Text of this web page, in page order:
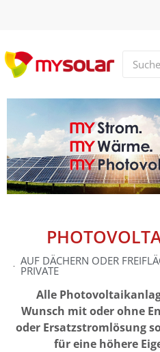
AUF DÄCHERN ODER
PRIVATE
Alle
Wunsch mit oder ohne
oder Ersatzstromlösung
für eine höhere